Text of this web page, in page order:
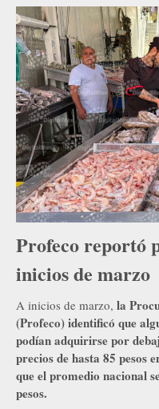
Profeco reportó
inicios de marzo
A inicios de marzo, la
(Profeco) identificó que
podían adquirirse por
precios de hasta 85 pesos
que el promedio nacional
pesos.